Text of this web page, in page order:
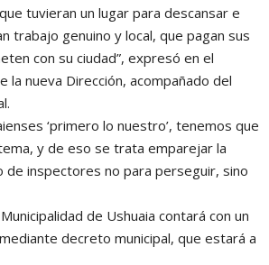
tuvieran un lugar para descansar e
trabajo genuino y local, que pagan sus
con su ciudad”, expresó en el
nueva Dirección, acompañado del
‘primero lo nuestro’, tenemos que
y de eso se trata emparejar la
de inspectores no para perseguir, sino
de Ushuaia contará con un
decreto municipal, que estará a